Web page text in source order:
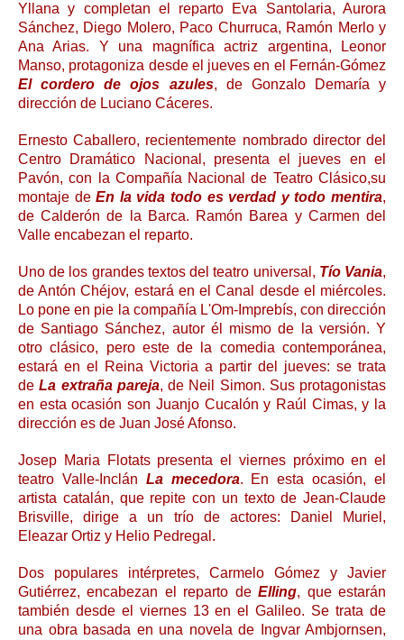
Yllana y completan el reparto Eva Santolaria, Aurora
Sánchez, Diego Molero, Paco Churruca, Ramón Merlo y
Ana Arias. Y una magnífica actriz argentina, Leonor
Manso, protagoniza desde el jueves en el Fernán-Gómez
El cordero de ojos azules, de Gonzalo Demaría y
dirección de Luciano Cáceres.
Ernesto Caballero, recientemente nombrado director del
Centro Dramático Nacional, presenta el jueves en el
Pavón, con la Compañía Nacional de Teatro Clásico,su
montaje de En la vida todo es verdad y todo mentira,
de Calderón de la Barca. Ramón Barea y Carmen del
Valle encabezan el reparto.
Uno de los grandes textos del teatro universal, Tío Vania,
de Antón Chéjov, estará en el Canal desde el miércoles.
Lo pone en pie la compañía L'Om-Imprebís, con dirección
de Santiago Sánchez, autor él mismo de la versión. Y
otro clásico, pero este de la comedia contemporánea,
estará en el Reina Victoria a partir del jueves: se trata
deLa extraña pareja, de Neil Simon. Sus protagonistas
en esta ocasión son Juanjo Cucalón y Raúl Cimas, y la
dirección es de Juan José Afonso.
Josep Maria Flotats presenta el viernes próximo en el
teatro Valle-Inclán La mecedora. En esta ocasión, el
artista catalán, que repite con un texto de Jean-Claude
Brisville, dirige a un trío de actores: Daniel Muriel,
Eleazar Ortiz y Helio Pedregal.
Dos populares intérpretes, Carmelo Gómez y Javier
Gutiérrez, encabezan el reparto deElling, que estarán
también desde el viernes 13 en el Galileo. Se trata de
una obra basada en una novela de Ingvar Ambjornsen,